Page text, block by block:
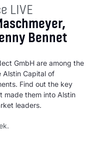
LIVE
Bennet
GmbH are among the
Alstin Capital of
Find out the key
made them into Alstin
leaders.